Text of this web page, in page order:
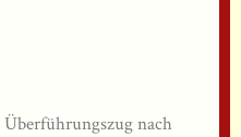
nach